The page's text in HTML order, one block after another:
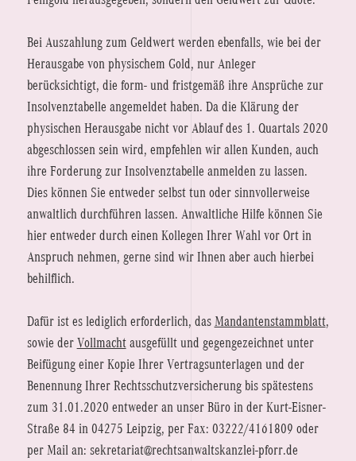
Bei Auszahlung zum Geldwert werden ebenfalls, wie bei der
Herausgabe von physischem Gold, nur Anleger
berücksichtigt, die form- und fristgemäß ihre Ansprüche zur
Insolvenztabelle angemeldet haben. Da die Klärung der
physischen Herausgabe nicht vor Ablauf des 1. Quartals 2020
abgeschlossen sein wird, empfehlen wir allen Kunden, auch
ihre Forderung zur Insolvenztabelle anmelden zu lassen.
Dies können Sie entweder selbst tun oder sinnvollerweise
anwaltlich durchführen lassen. Anwaltliche Hilfe können Sie
hier entweder durch einen Kollegen Ihrer Wahl vor Ort in
Anspruch nehmen, gerne sind wir Ihnen aber auch hierbei
behilflich.
Dafür ist es lediglich erforderlich, das Mandantenstammblatt,
sowie der Vollmachtausgefüllt und gegengezeichnet unter
Beifügung einer Kopie Ihrer Vertragsunterlagen und der
Benennung Ihrer Rechtsschutzversicherung bis spätestens
zum 31.01.2020 entweder an unser Büro in der Kurt-Eisner-
Straße 84 in 04275 Leipzig, per Fax: 03222/4161809 oder
per Mail an: sekretariat@rechtsanwaltskanzlei-pforr.de